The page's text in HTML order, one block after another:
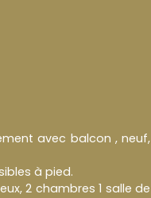
avec balcon , neuf,
à pied.
2 chambres 1 salle de